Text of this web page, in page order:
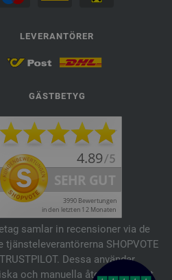
LEVERANTÖRER
GÄSTBETYG
samlar in recensioner via de
tjänsteleverantörerna SHOPVOTE
Dessa använder
och manuella åtgärder för att